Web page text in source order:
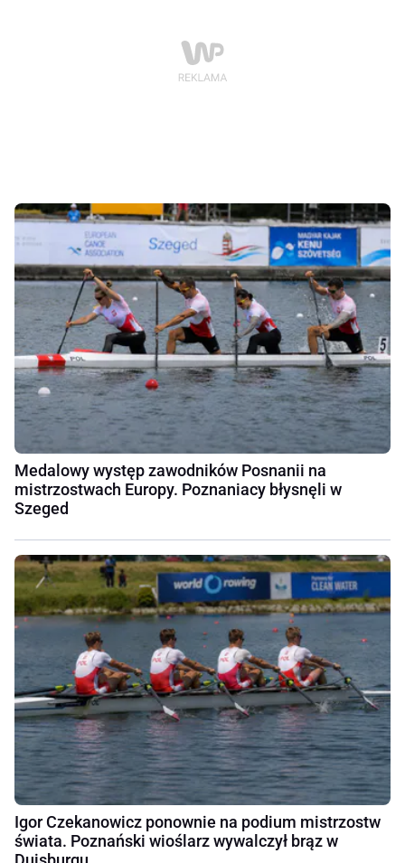
Medalowy występ zawodników Posnanii na
mistrzostwach Europy. Poznaniacy błysnęli w
Szeged
Igor Czekanowicz ponownie na podium mistrzostw
świata. Poznański wioślarz wywalczył brąz w